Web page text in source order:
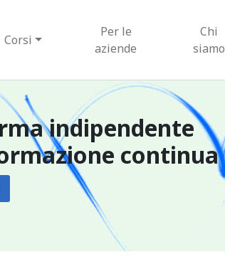
Corsi
Per le
aziende
Chi
siamo
indipendente
continua